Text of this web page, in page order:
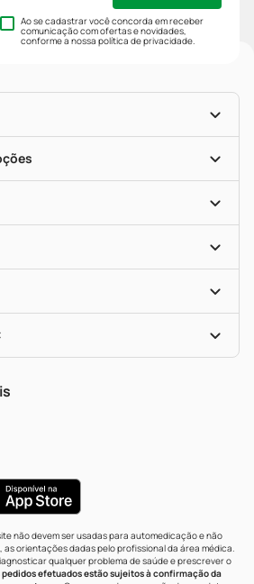
Ao se cadastrar você concorda em receber
comunicação com ofertas e novidades,
conforme a nossapolítica de privacidade.
(PBM)
não devem ser usadas para automedicação e não
orientações dadas pelo profissional da área médica.
qualquer problema de saúde e prescrever o
pedidos efetuados estão sujeitos à confirmação da